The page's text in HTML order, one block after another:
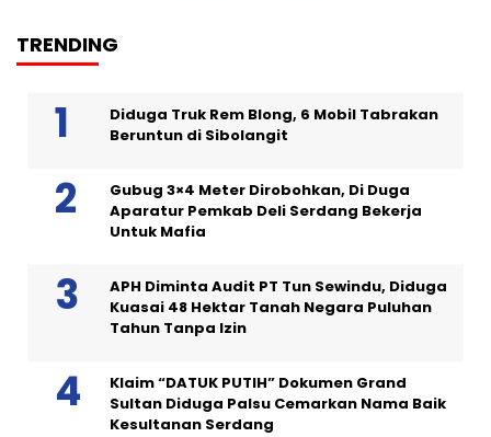
TRENDING
Diduga Truk Rem Blong, 6 Mobil Tabrakan
Beruntun di Sibolangit
Gubug 3×4 Meter Dirobohkan, Di Duga
Aparatur Pemkab Deli Serdang Bekerja
Untuk Mafia
APH Diminta Audit PT Tun Sewindu, Diduga
Kuasai 48 Hektar Tanah Negara Puluhan
Tahun Tanpa Izin
Klaim “DATUK PUTIH” Dokumen Grand
Sultan Diduga Palsu Cemarkan Nama Baik
Kesultanan Serdang